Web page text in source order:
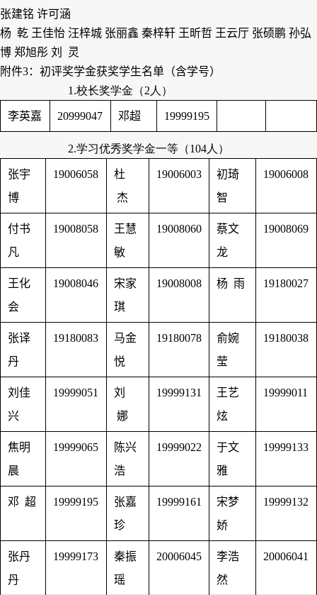
张建铭 许可涵
杨 乾 王佳怡 汪梓城 张丽鑫 秦梓轩 王昕哲 王云厅 张硕鹏 孙弘
博 郑旭彤 刘 灵
附件3：初评奖学金获奖学生名单（含学号）
1.校长奖学金（2 人）
李英嘉 20999047 邓超 19999195
2.学习优秀奖学金一等（104人）
张宇
博
19006058
杜
杰
19006003
初琦
智
19006008
付书
凡
19008058
王慧
敏
19008060
蔡文
龙
19008069
王化
会
19008046
宋家
琪
19008008 杨 雨 19180027
张译
丹
19180083
马金
悦
19180078
俞婉
莹
19180038
刘佳
兴
19999051
刘
娜
19999131
王艺
炫
19999011
焦明
晨
19999065
陈兴
浩
19999022
于文
雅
19999133
邓 超 19999195
张嘉
珍
19999161
宋梦
娇
19999132
张丹
丹
19999173
秦振
瑶
20006045
李浩
然
20006041